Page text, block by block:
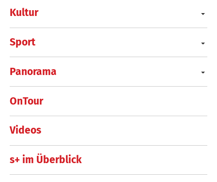
Kultur
Sport
Panorama
OnTour
Videos
s+ im Überblick